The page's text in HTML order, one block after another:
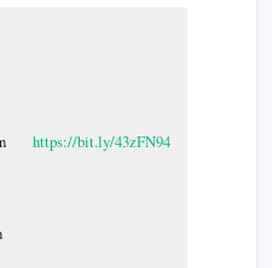
https://bit.ly/43zFN94